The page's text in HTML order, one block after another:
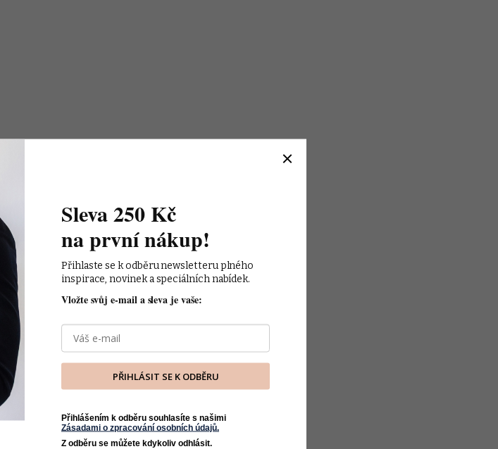
Sleva 250 Kč
na první nákup!
Přihlaste se k odběru newsletteru plného
inspirace, novinek a speciálních nabídek.
Vložte svůj e-mail a sleva je vaše:
PŘIHLÁSIT SE K ODBĚRU
Přihlášením k odběru souhlasíte s našimi
Zásadami o zpracování osobních údajů.
Z odběru se můžete kdykoliv odhlásit.